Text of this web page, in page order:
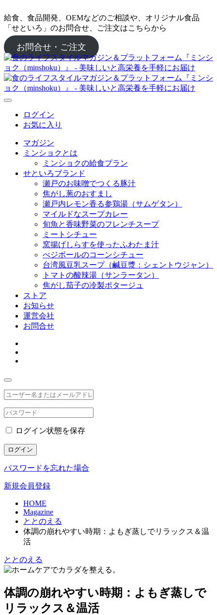
給食、食品開発、OEMなどのご相談や、オリジナル食品
「せといろ」のお問合せ、ご注文はこちらから
お問合せ・ご注文
ログイン
お気に入り
マガジン
ミンショクとは
ミンショクの給食プラン
せといろブランド
瀬戸のお味噌でつくる豚汁
焦がし葱のおすまし
瀬戸内レモン香る参鶏湯（サムゲタン）
マイルドなスープカレー
旬魚と香味野菜のフレンチスープ
ミートシチュー
窯揚げしらすを使ったふわたま汁
べジボールのコーンシチュー
台湾風豆乳スープ（鹹豆漿：シェントウジャン）
トマトの酸辣湯（サンラータン）
焦がし茄子の冷製ポタージュ
ストア
お知らせ
運営会社
お問合せ
ログイン状態を保存
ログイン
パスワードを忘れた場合
新規会員登録
HOME
Magazine
ととのえる
体調の崩れやすい時期：よもぎ蒸しでリラックス＆温
活
ととのえる
体調の崩れやすい時期：よもぎ蒸しで
リラックス＆温活